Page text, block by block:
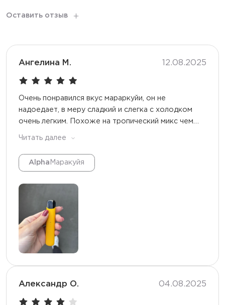
Оставить отзыв
Ангелина М. 12.08.2025
Очень понравился вкус мараркуйи, он не
надоедает, в меру сладкий и слегка с холодком
очень легким. Похоже на тропический микс чем
Читать далее
Alpha Маракуйя
Александр О. 04.08.2025